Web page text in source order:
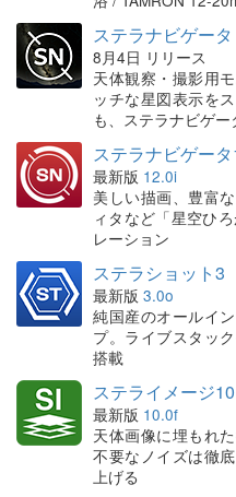
ステラナビゲー
8月4日 リリース
天体観察・撮影用
ッチな星図表示を
も、ステラナビゲー
ステラナビゲー
最新版 12.0i
美しい描画、豊富
ィタなど「星空ひ
レーション
ステラショット3
最新版 3.0o
純国産のオールイ
プ。ライブスタッ
搭載
ステライメージ10
最新版 10.0f
天体画像に埋もれ
不要なノイズは徹
上げる